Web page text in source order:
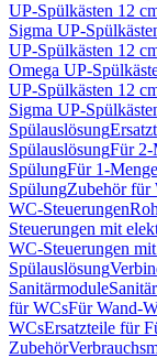
UP-Spülkästen 12
Sigma UP-
UP-Spülkästen 12
Omega UP-
UP-Spülkästen 12
Sigma UP-
Spülauslösung
SpülauslösungFür 2-
SpülungFür 1-
SpülungZubehör für
WC-Steuerungen
Steuerungen mit
WC-Steuerungen
Spülauslösung
Sanitärmodule
für WCsFür Wand-
WCsErsatzteile für
Zubehör